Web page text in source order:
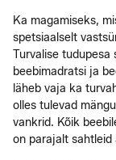
Ka magamiseks,
spetsiaalselt
Turvalise tudupesa
beebimadratsi ja
läheb vaja ka
olles tulevad
vankrid. Kõik
on parajalt sahtleid